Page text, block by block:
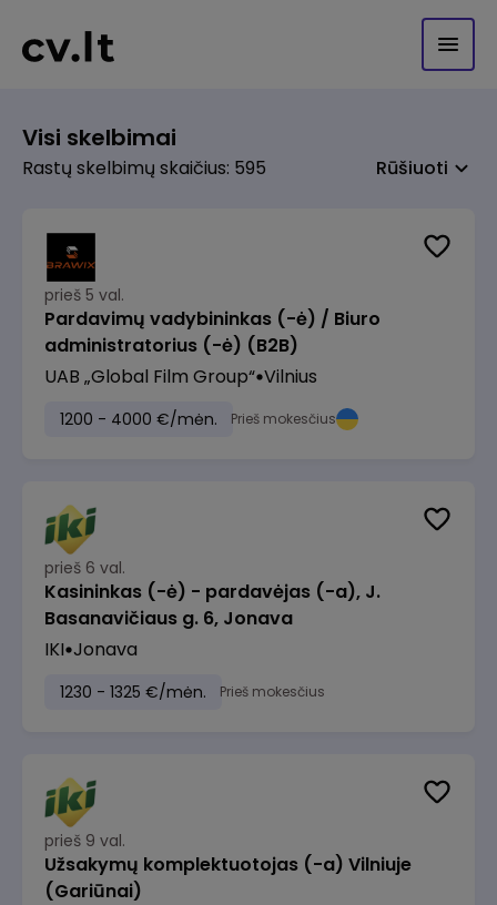
Visi skelbimai
Rastų skelbimų skaičius: 595 Rūšiuoti
prieš 5 val.
Pardavimų vadybininkas (-ė) / Biuro
administratorius (-ė) (B2B)
UAB „Global Film Group“ Vilnius
1200 - 4000 €/mėn. Prieš mokesčius
prieš 6 val.
Kasininkas (-ė) - pardavėjas (-a), J.
Basanavičiaus g. 6, Jonava
IKI Jonava
1230 - 1325 €/mėn. Prieš mokesčius
prieš 9 val.
Užsakymų komplektuotojas (-a) Vilniuje
(Gariūnai)